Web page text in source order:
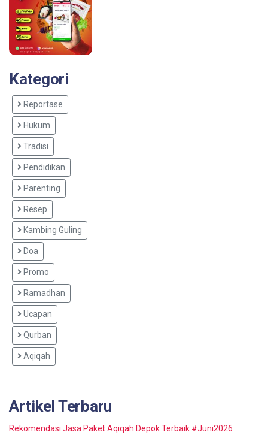
Kategori
Reportase
Hukum
Tradisi
Pendidikan
Parenting
Resep
Kambing Guling
Doa
Promo
Ramadhan
Ucapan
Qurban
Aqiqah
Artikel Terbaru
Rekomendasi Jasa Paket Aqiqah Depok Terbaik #Juni2026